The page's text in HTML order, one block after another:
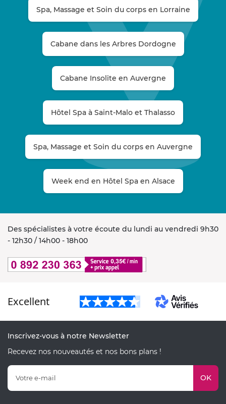
Spa, Massage et Soin du corps en Lorraine
Cabane dans les Arbres Dordogne
Cabane Insolite en Auvergne
Hôtel Spa à Saint-Malo et Thalasso
Spa, Massage et Soin du corps en Auvergne
Week end en Hôtel Spa en Alsace
Des spécialistes à votre écoute du lundi au vendredi 9h30
- 12h30 / 14h00 - 18h00
Excellent
Inscrivez-vous à notre Newsletter
Recevez nos nouveautés et nos bons plans !
OK